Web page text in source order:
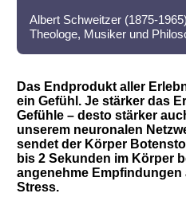
Albert Schweitzer (1875-
Theologe, Musiker und
Das Endprodukt aller
ein Gefühl. Je stärker das
Gefühle – desto stärker
unserem neuronalen
sendet der Körper
bis 2 Sekunden im Körper
angenehme
Stress.